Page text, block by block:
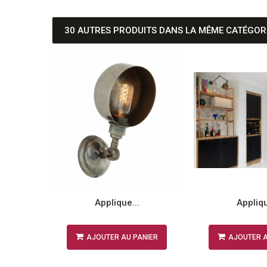
30 AUTRES PRODUITS DANS LA MÊME
Applique...
AJOUTER AU PANIER AJOUTER